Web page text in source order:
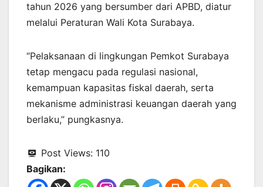
tahun 2026 yang bersumber dari APBD, diatur
melalui Peraturan Wali Kota Surabaya.
“Pelaksanaan di lingkungan Pemkot Surabaya
tetap mengacu pada regulasi nasional,
kemampuan kapasitas fiskal daerah, serta
mekanisme administrasi keuangan daerah yang
berlaku,” pungkasnya.
Post Views: 110
Bagikan: